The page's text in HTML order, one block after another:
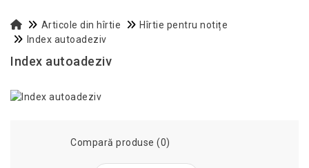
Articole din hîrtie
Hîrtie pentru notițe
Index autoadeziv
Index autoadeziv
Compară produse (0)